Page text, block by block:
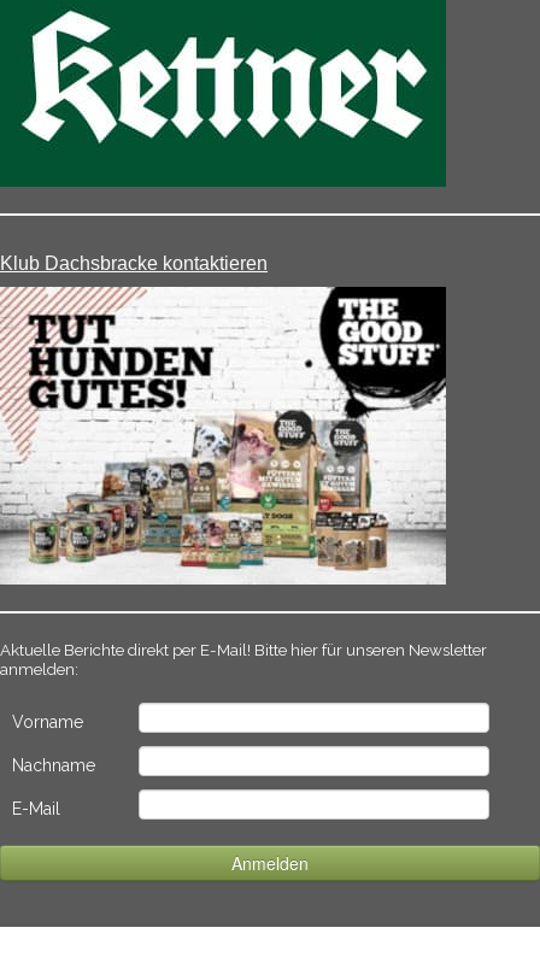
Klub Dachsbracke kontaktieren
Aktuelle Berichte direkt per E-Mail! Bitte hier für unseren Newsletter
anmelden:
Vorname
Nachname
E-Mail